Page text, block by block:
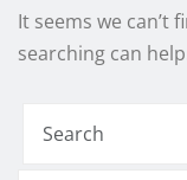
It seems we can’t
searching can